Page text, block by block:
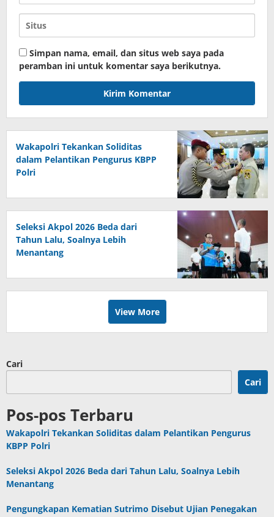
Simpan nama, email, dan situs web saya pada
peramban ini untuk komentar saya berikutnya.
Wakapolri Tekankan Soliditas
dalam Pelantikan Pengurus KBPP
Polri
Seleksi Akpol 2026 Beda dari
Tahun Lalu, Soalnya Lebih
Menantang
View More
Cari
Cari
Pos-pos Terbaru
Wakapolri Tekankan Soliditas dalam Pelantikan Pengurus
KBPP Polri
Seleksi Akpol 2026 Beda dari Tahun Lalu, Soalnya Lebih
Menantang
Pengungkapan Kematian Sutrimo Disebut Ujian Penegakan